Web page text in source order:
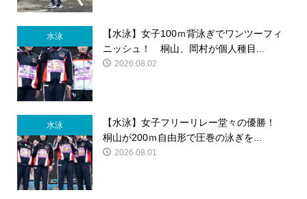
水泳
【水泳】女子100ｍ背泳ぎでワンツーフィ
ニッシュ！ 桐山、岡村が個人種目...
2026.08.02
水泳
【水泳】女子フリーリレー堂々の優勝！
桐山が200ｍ自由形で圧巻の泳ぎを...
2026.08.01